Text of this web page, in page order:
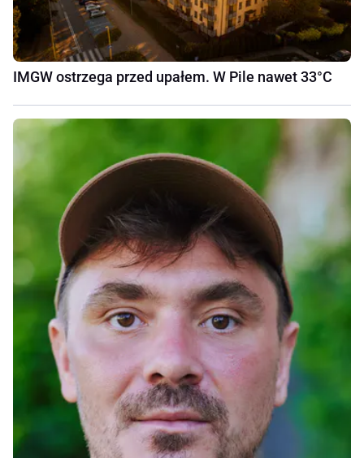
IMGW ostrzega przed upałem. W Pile nawet 33°C